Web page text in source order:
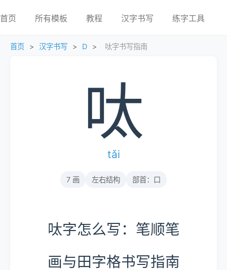
首页 所有模板 教程 汉字书写 练字工具
首页 > 汉字书写 > D > 呔字书写指南
呔
tǎi
7 画 左右结构 部首：口
呔字怎么写：笔顺笔
画与田字格书写指南